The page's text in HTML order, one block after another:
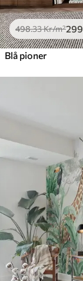
498.33Kr/m²299
Blå pioner